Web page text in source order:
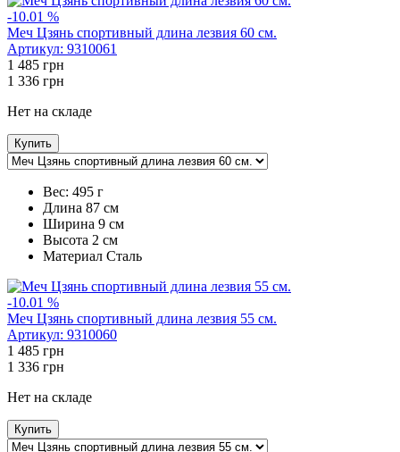
-10.01 %
Меч Цзянь спортивный длина лезвия 60 см.
Артикул: 9310061
1 485 грн
1 336 грн
Нет на складе
Купить
Вес: 495 г
Длина 87 см
Ширина 9 см
Высота 2 см
Maтериал Сталь
-10.01 %
Меч Цзянь спортивный длина лезвия 55 см.
Артикул: 9310060
1 485 грн
1 336 грн
Нет на складе
Купить